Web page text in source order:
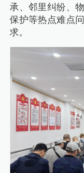
承、邻里纠纷、
保护等热点难点
求。